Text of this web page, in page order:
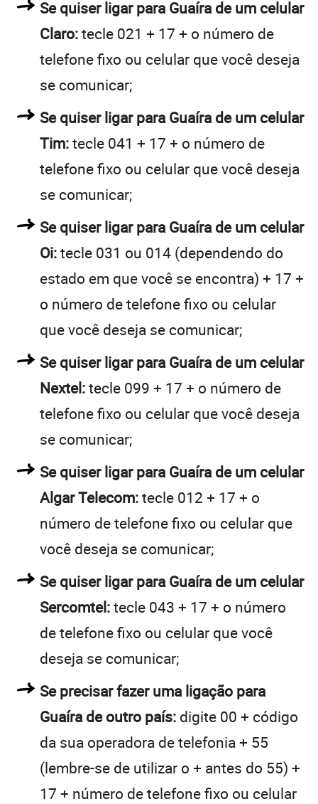
Se quiser ligar para Guaíra de um celular
Claro:tecle 021 + 17 + o número de
telefone fixo ou celular que você deseja
se comunicar;
Se quiser ligar para Guaíra de um celular
Tim:tecle 041 + 17 + o número de
telefone fixo ou celular que você deseja
se comunicar;
Se quiser ligar para Guaíra de um celular
Oi:tecle 031 ou 014 (dependendo do
estado em que você se encontra) + 17 +
o número de telefone fixo ou celular
que você deseja se comunicar;
Se quiser ligar para Guaíra de um celular
Nextel:tecle 099 + 17 + o número de
telefone fixo ou celular que você deseja
se comunicar;
Se quiser ligar para Guaíra de um celular
Algar Telecom:tecle 012 + 17 + o
número de telefone fixo ou celular que
você deseja se comunicar;
Se quiser ligar para Guaíra de um celular
Sercomtel:tecle 043 + 17 + o número
de telefone fixo ou celular que você
deseja se comunicar;
Se precisar fazer uma ligação para
Guaíra de outro país: digite 00 + código
da sua operadora de telefonia + 55
(lembre-se de utilizar o + antes do 55) +
17 + número de telefone fixo ou celular